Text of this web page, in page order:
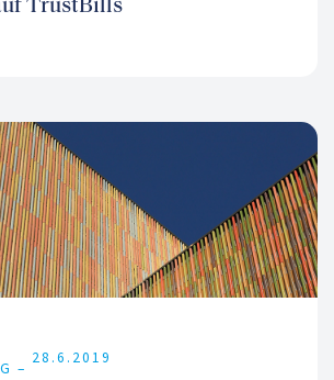
TrustBills
–
28.6.2019